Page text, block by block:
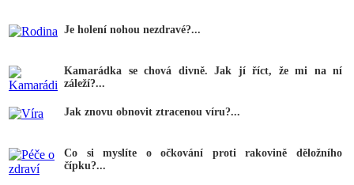
Je holení nohou nezdravé?...
Kamarádka se chová divně. Jak jí říct, že mi na ní
záleží?...
Jak znovu obnovit ztracenou víru?...
Co si myslíte o očkování proti rakovině děložního
čípku?...